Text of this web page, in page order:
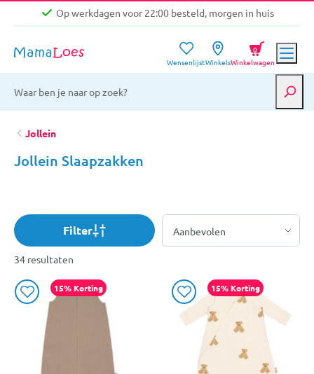
Op werkdagen voor 22:00 besteld, morgen in huis
Niet goed, geld terug garantie
Gratis verzending vanaf €39,-
Op werkdagen voor 22:00 besteld, morgen in huis
WensenlijstWinkelsWinkelwagen
0
Jollein
Jollein Slaapzakken
Filter
34 resultaten
15% Korting 15% Korting